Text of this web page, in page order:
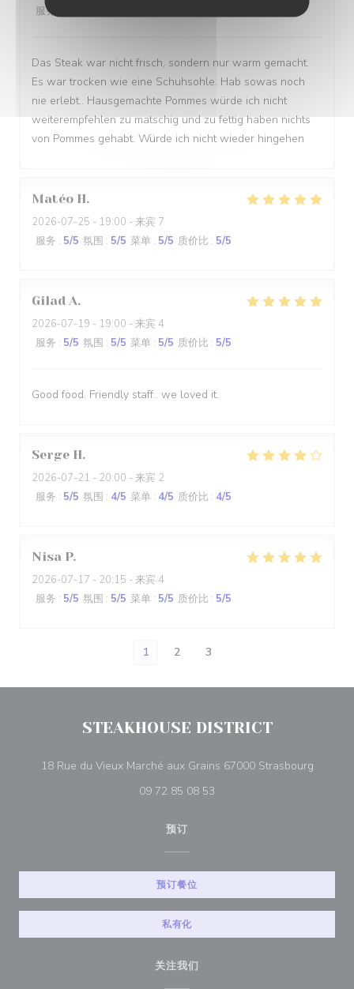
服务
Das Steak war nicht frisch, sondern nur warm gemacht.
Es war trocken wie eine Schuhsohle. Hab sowas noch
nie erlebt.. Hausgemachte Pommes würde ich nicht
weiterempfehlen zu matschig und zu fettig haben nichts
von Pommes gehabt. Würde ich nicht wieder hingehen
Matéo H
2026-07-25 - 19:00 - 来宾 7
服务 : 5/5 氛围 : 5/5 菜单 : 5/5 质价比 : 5/5
Gilad A
2026-07-19 - 19:00 - 来宾 4
服务 : 5/5 氛围 : 5/5 菜单 : 5/5 质价比 : 5/5
Good food. Friendly staff.. we loved it.
Serge H
2026-07-21 - 20:00 - 来宾 2
服务 : 5/5 氛围 : 4/5 菜单 : 4/5 质价比 : 4/5
Nisa P
2026-07-17 - 20:15 - 来宾 4
服务 : 5/5 氛围 : 5/5 菜单 : 5/5 质价比 : 5/5
1 2 3
STEAKHOUSE DISTRICT
18 Rue du Vieux Marché aux Grains 67000 Strasbourg((在新
09 72 85 08 53
预订
预订餐位
私有化
关注我们